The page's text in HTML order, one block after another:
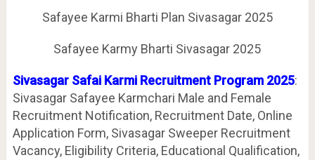
Safayee Karmi Bharti Plan Sivasagar 2025
Safayee Karmy Bharti Sivasagar 2025
Sivasagar Safai Karmi Recruitment Program 2025:
Sivasagar Safayee Karmchari Male and Female
Recruitment Notification, Recruitment Date, Online
Application Form, Sivasagar Sweeper Recruitment
Vacancy, Eligibility Criteria, Educational Qualification,